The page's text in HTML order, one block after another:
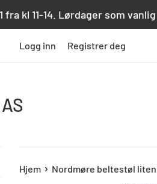
fra kl 11-14. Lørdager som
Logg inn Registrer deg
Hjem › Nordmøre beltestøl